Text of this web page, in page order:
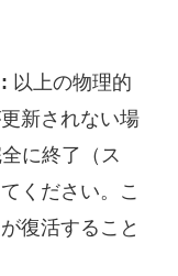
以上の物理的
新されない場
に終了（ス
ください。こ
復活すること